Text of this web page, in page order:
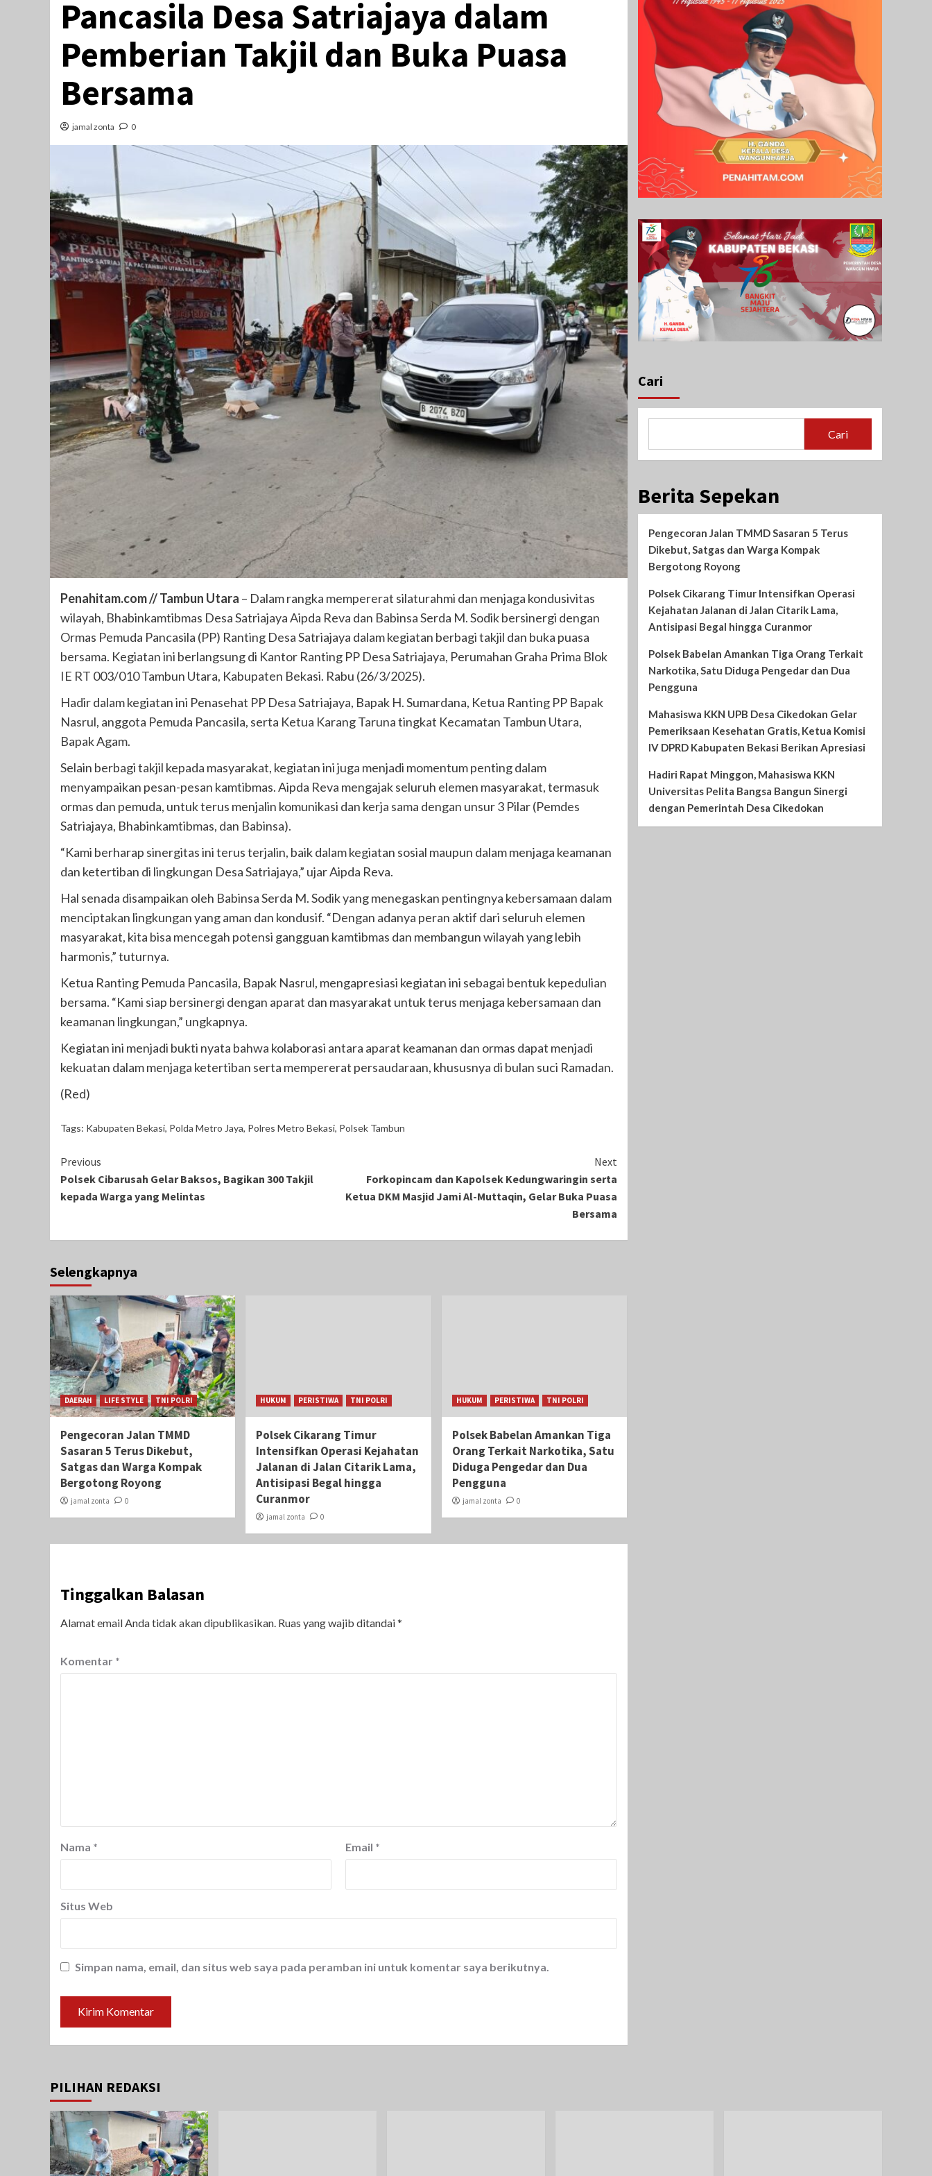
Pancasila Desa Satriajaya dalam
Pemberian Takjil dan Buka Puasa
Bersama
jamal zonta 0
Penahitam.com // Tambun Utara – Dalam rangka mempererat silaturahmi dan menjaga kondusivitas
wilayah, Bhabinkamtibmas Desa Satriajaya Aipda Reva dan Babinsa Serda M. Sodik bersinergi dengan
Ormas Pemuda Pancasila (PP) Ranting Desa Satriajaya dalam kegiatan berbagi takjil dan buka puasa
bersama. Kegiatan ini berlangsung di Kantor Ranting PP Desa Satriajaya, Perumahan Graha Prima Blok
IE RT 003/010 Tambun Utara, Kabupaten Bekasi. Rabu (26/3/2025).
Hadir dalam kegiatan ini Penasehat PP Desa Satriajaya, Bapak H. Sumardana, Ketua Ranting PP Bapak
Nasrul, anggota Pemuda Pancasila, serta Ketua Karang Taruna tingkat Kecamatan Tambun Utara,
Bapak Agam.
Selain berbagi takjil kepada masyarakat, kegiatan ini juga menjadi momentum penting dalam
menyampaikan pesan-pesan kamtibmas. Aipda Reva mengajak seluruh elemen masyarakat, termasuk
ormas dan pemuda, untuk terus menjalin komunikasi dan kerja sama dengan unsur 3 Pilar (Pemdes
Satriajaya, Bhabinkamtibmas, dan Babinsa).
“Kami berharap sinergitas ini terus terjalin, baik dalam kegiatan sosial maupun dalam menjaga keamanan
dan ketertiban di lingkungan Desa Satriajaya,” ujar Aipda Reva.
Hal senada disampaikan oleh Babinsa Serda M. Sodik yang menegaskan pentingnya kebersamaan dalam
menciptakan lingkungan yang aman dan kondusif. “Dengan adanya peran aktif dari seluruh elemen
masyarakat, kita bisa mencegah potensi gangguan kamtibmas dan membangun wilayah yang lebih
harmonis,” tuturnya.
Ketua Ranting Pemuda Pancasila, Bapak Nasrul, mengapresiasi kegiatan ini sebagai bentuk kepedulian
bersama. “Kami siap bersinergi dengan aparat dan masyarakat untuk terus menjaga kebersamaan dan
keamanan lingkungan,” ungkapnya.
Kegiatan ini menjadi bukti nyata bahwa kolaborasi antara aparat keamanan dan ormas dapat menjadi
kekuatan dalam menjaga ketertiban serta mempererat persaudaraan, khususnya di bulan suci Ramadan.
(Red)
Tags: Kabupaten Bekasi, Polda Metro Jaya, Polres Metro Bekasi, Polsek Tambun
Continue
Reading
Previous
Polsek Cibarusah Gelar Baksos, Bagikan 300 Takjil
kepada Warga yang Melintas
Next
Forkopincam dan Kapolsek Kedungwaringin serta
Ketua DKM Masjid Jami Al-Muttaqin, Gelar Buka Puasa
Bersama
Selengkapnya
DAERAH LIFE STYLE TNI POLRI
Pengecoran Jalan TMMD
Sasaran 5 Terus Dikebut,
Satgas dan Warga Kompak
Bergotong Royong
jamal zonta 0
HUKUM PERISTIWA TNI POLRI
Polsek Cikarang Timur
Intensifkan Operasi Kejahatan
Jalanan di Jalan Citarik Lama,
Antisipasi Begal hingga
Curanmor
jamal zonta 0
HUKUM PERISTIWA TNI POLRI
Polsek Babelan Amankan Tiga
Orang Terkait Narkotika, Satu
Diduga Pengedar dan Dua
Pengguna
jamal zonta 0
Tinggalkan Balasan
Alamat email Anda tidak akan dipublikasikan. Ruas yang wajib ditandai*
Komentar *
Nama * Email *
Situs Web
Simpan nama, email, dan situs web saya pada peramban ini untuk komentar saya berikutnya.
Cari
Cari
Berita Sepekan
Pengecoran Jalan TMMD Sasaran 5 Terus
Dikebut, Satgas dan Warga Kompak
Bergotong Royong
Polsek Cikarang Timur Intensifkan Operasi
Kejahatan Jalanan di Jalan Citarik Lama,
Antisipasi Begal hingga Curanmor
Polsek Babelan Amankan Tiga Orang Terkait
Narkotika, Satu Diduga Pengedar dan Dua
Pengguna
Mahasiswa KKN UPB Desa Cikedokan Gelar
Pemeriksaan Kesehatan Gratis, Ketua Komisi
IV DPRD Kabupaten Bekasi Berikan Apresiasi
Hadiri Rapat Minggon, Mahasiswa KKN
Universitas Pelita Bangsa Bangun Sinergi
dengan Pemerintah Desa Cikedokan
PILIHAN REDAKSI